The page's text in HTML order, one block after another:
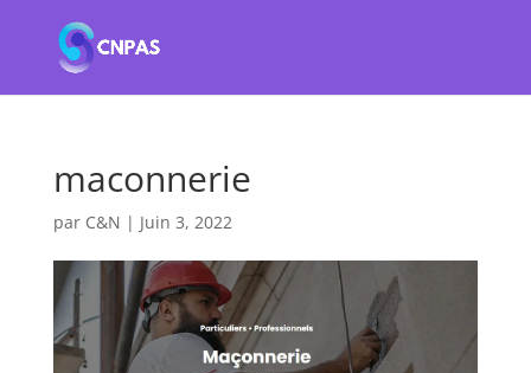
maconnerie
par C&N | Juin 3, 2022